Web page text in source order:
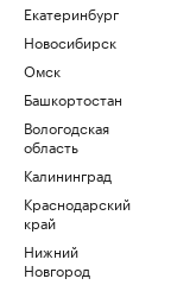
Екатеринбург
Новосибирск
Омск
Башкортостан
Вологодская
область
Калининград
Краснодарский
край
Нижний
Новгород